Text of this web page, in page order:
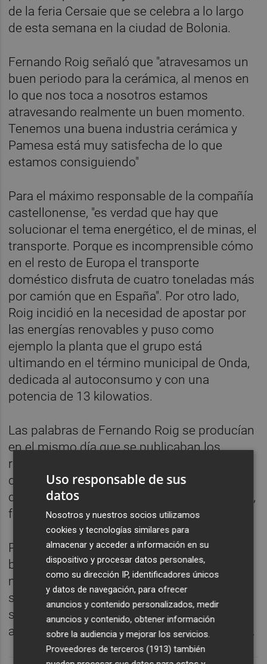
de la feria Cersaie que se celebra a lo largo
de esta semana en la ciudad de Bolonia.
Fernando Roig señaló que "atravesamos un
buen periodo para la cerámica, al menos en
lo que nos toca a nosotros estamos
atravesando realmente un buen momento.
Tenemos una buena industria cerámica y
Pamesa está muy satisfecha de lo que
estamos consiguiendo"
Para el máximo responsable de la compañía
castellonense, "es verdad que hay que
solucionar el tema energético, el de minas, el
transporte. Porque es incomprensible cómo
en el resto de Europa el transporte
doméstico disfruta de cuatro toneladas más
por camión que en España". Por otro lado,
Roig incidió en la necesidad de apostar por
las energías renovables y puso como
ejemplo la planta que el grupo está
ultimando en el término municipal de Onda,
dedicada al autoconsumo y con una
potencia de 13 kilowatios.
Las palabras de Fernando Roig se producían
en el mismo día que se publicaban los
resultados de la empresa Pamesa a lo largo
del pasado año, que evidenció un aumento
de la facturación de 454,7 millones de euros,
frente a los 414,2 del año anterior.
Pese a estos buenos números, los
beneficios cayeron ligeramente en 20,26
millones, frente a los 21,5 del año anterior,
según el informe de cuentas en el que se
señala que la cifra de ventas de la empresa
azulejera creció un 9,80% entre 2017 y 2018.
Uso responsable de sus
datos
Nosotros y nuestros socios utilizamos
cookies y tecnologías similares para
almacenar y acceder a información en su
dispositivo y procesar datos personales,
como su dirección IP, identificadores únicos
y datos de navegación, para ofrecer
anuncios y contenido personalizados, medir
anuncios y contenido, obtener información
sobre la audiencia y mejorar los servicios.
Proveedores de terceros (1913) también